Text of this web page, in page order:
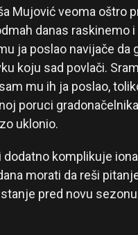
Mujović veoma oštro
danas raskinemo
ja poslao navijače da
koju sad povlači.
mu ih ja poslao,
poruci
uklonio.
dodatno komplikuje
morati da reši
pred novu